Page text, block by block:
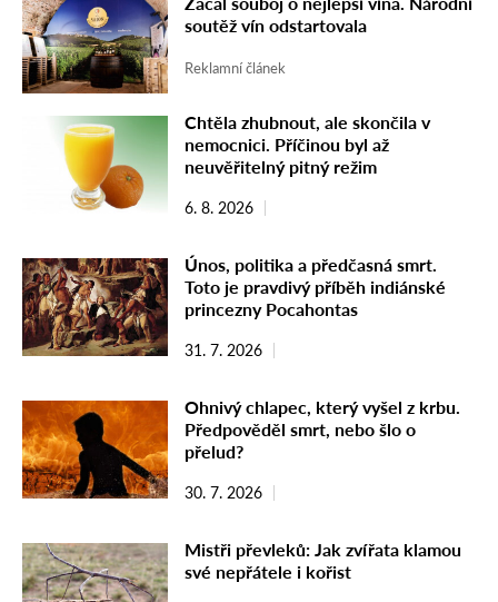
soutěž vín odstartovala
Reklamní článek
Chtěla zhubnout, ale skončila v
nemocnici. Příčinou byl až
neuvěřitelný pitný režim
6. 8. 2026
Únos, politika a předčasná smrt.
Toto je pravdivý příběh indiánské
princezny Pocahontas
31. 7. 2026
Ohnivý chlapec, který vyšel z krbu.
Předpověděl smrt, nebo šlo o
přelud?
30. 7. 2026
Mistři převleků: Jak zvířata klamou
své nepřátele i kořist